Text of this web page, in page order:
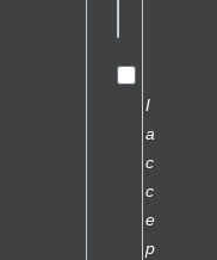
I
a
c
c
e
p